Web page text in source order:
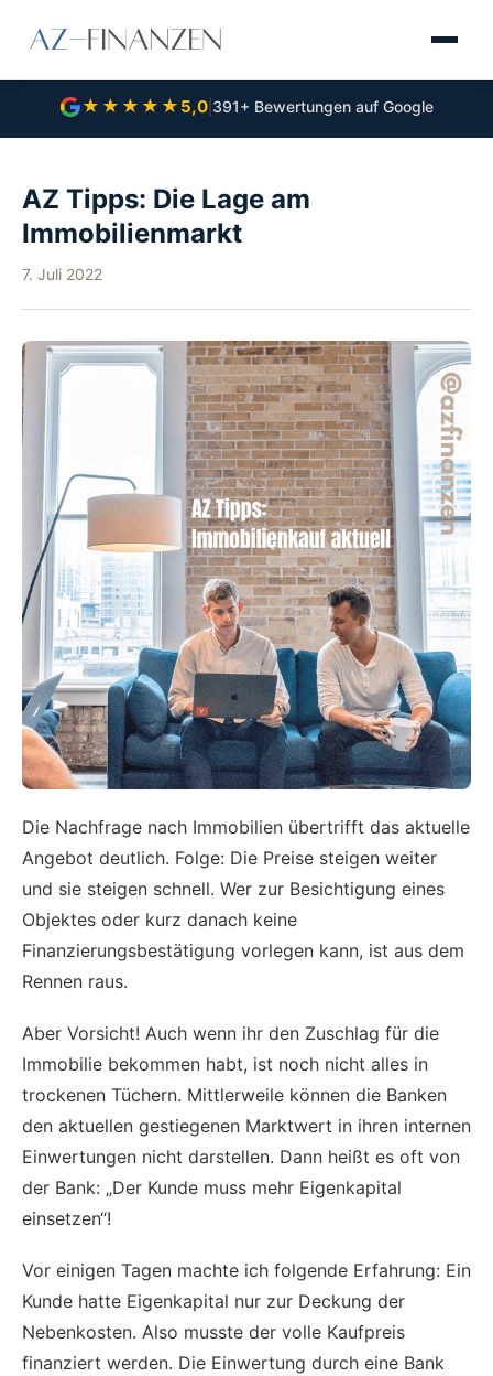
★★★★★ 5,0 391+ Bewertungen auf Google
AZ Tipps: Die Lage am
Immobilienmarkt
7. Juli 2022
Die Nachfrage nach Immobilien übertrifft das aktuelle
Angebot deutlich. Folge: Die Preise steigen weiter
und sie steigen schnell. Wer zur Besichtigung eines
Objektes oder kurz danach keine
Finanzierungsbestätigung vorlegen kann, ist aus dem
Rennen raus.
Aber Vorsicht! Auch wenn ihr den Zuschlag für die
Immobilie bekommen habt, ist noch nicht alles in
trockenen Tüchern. Mittlerweile können die Banken
den aktuellen gestiegenen Marktwert in ihren internen
Einwertungen nicht darstellen. Dann heißt es oft von
der Bank: „Der Kunde muss mehr Eigenkapital
einsetzen“!
Vor einigen Tagen machte ich folgende Erfahrung: Ein
Kunde hatte Eigenkapital nur zur Deckung der
Nebenkosten. Also musste der volle Kaufpreis
finanziert werden. Die Einwertung durch eine Bank